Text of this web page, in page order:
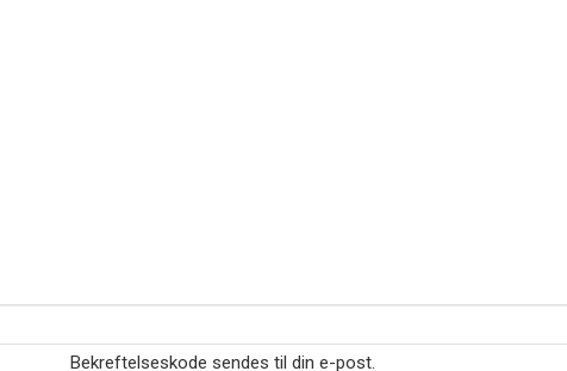
Bekreftelseskode sendes til din e-post.